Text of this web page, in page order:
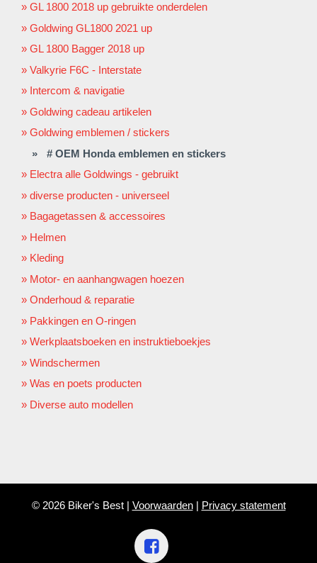
GL 1800 2018 up gebruikte onderdelen
Goldwing GL1800 2021 up
GL 1800 Bagger 2018 up
Valkyrie F6C - Interstate
Intercom & navigatie
Goldwing cadeau artikelen
Goldwing emblemen / stickers
# OEM Honda emblemen en stickers
Electra alle Goldwings - gebruikt
diverse producten - universeel
Bagagetassen & accessoires
Helmen
Kleding
Motor- en aanhangwagen hoezen
Onderhoud & reparatie
Pakkingen en O-ringen
Werkplaatsboeken en instruktieboekjes
Windschermen
Was en poets producten
Diverse auto modellen
© 2026 Biker's Best | Voorwaarden| Privacy statement